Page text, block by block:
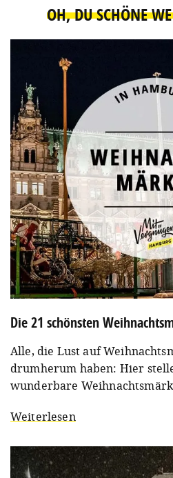
OH, DU SCHÖNE
Die 21 schönsten
Alle, die Lust auf
drumherum haben: Hier
wunderbare
Weiterlesen